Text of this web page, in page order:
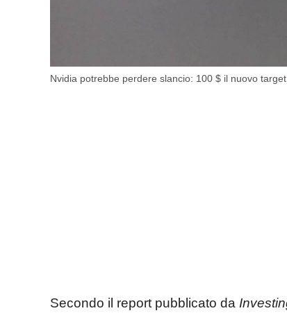
Nvidia potrebbe perdere slancio: 100 $ il nuovo
Secondo il report pubblicato da